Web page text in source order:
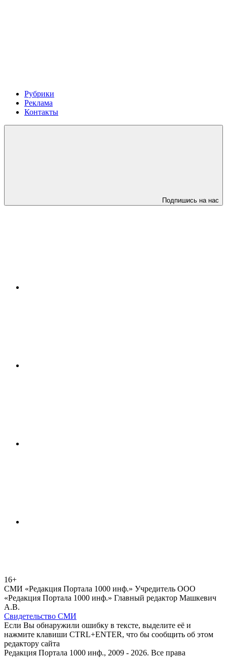
Рубрики
Реклама
Контакты
Подпишись на нас
16+
СМИ «Редакция Портала 1000 инф.» Учредитель ООО
«Редакция Портала 1000 инф.» Главный редактор Машкевич
А.В.
Свидетельство СМИ
Если Вы обнаружили ошибку в тексте, выделите её и
нажмите клавиши CTRL+ENTER, что бы сообщить об этом
редактору сайта
Редакция Портала 1000 инф., 2009 - 2026. Все права